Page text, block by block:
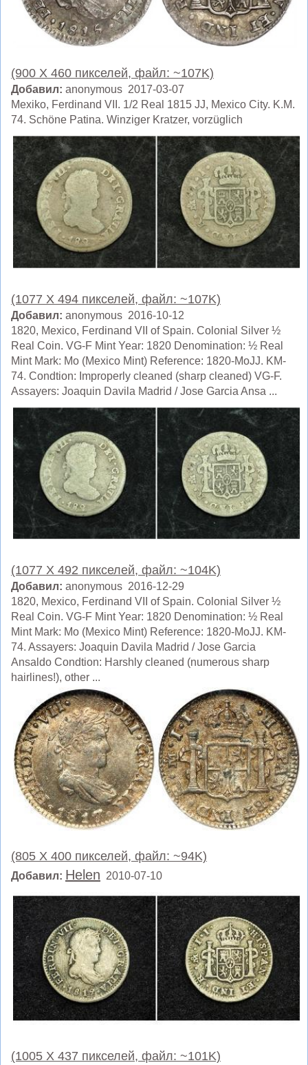
(900 X 460 пикселей, файл: ~107K)
Добавил: anonymous 2017-03-07
Mexiko, Ferdinand VII. 1/2 Real 1815 JJ, Mexico City. K.M.
74. Schöne Patina. Winziger Kratzer, vorzüglich
(1077 X 494 пикселей, файл: ~107K)
Добавил: anonymous 2016-10-12
1820, Mexico, Ferdinand VII of Spain. Colonial Silver ½
Real Coin. VG-F Mint Year: 1820 Denomination: ½ Real
Mint Mark: Mo (Mexico Mint) Reference: 1820-MoJJ. KM-
74. Condtion: Improperly cleaned (sharp cleaned) VG-F.
Assayers: Joaquin Davila Madrid / Jose Garcia Ansa ...
(1077 X 492 пикселей, файл: ~104K)
Добавил: anonymous 2016-12-29
1820, Mexico, Ferdinand VII of Spain. Colonial Silver ½
Real Coin. VG-F Mint Year: 1820 Denomination: ½ Real
Mint Mark: Mo (Mexico Mint) Reference: 1820-MoJJ. KM-
74. Assayers: Joaquin Davila Madrid / Jose Garcia
Ansaldo Condtion: Harshly cleaned (numerous sharp
hairlines!), other ...
(805 X 400 пикселей, файл: ~94K)
Добавил: Helen 2010-07-10
(1005 X 437 пикселей, файл: ~101K)